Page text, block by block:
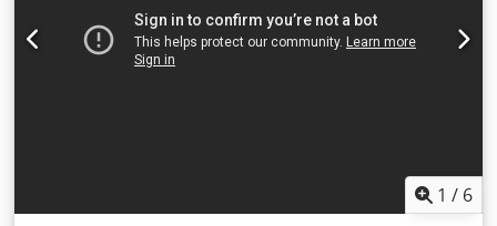
1 / 6